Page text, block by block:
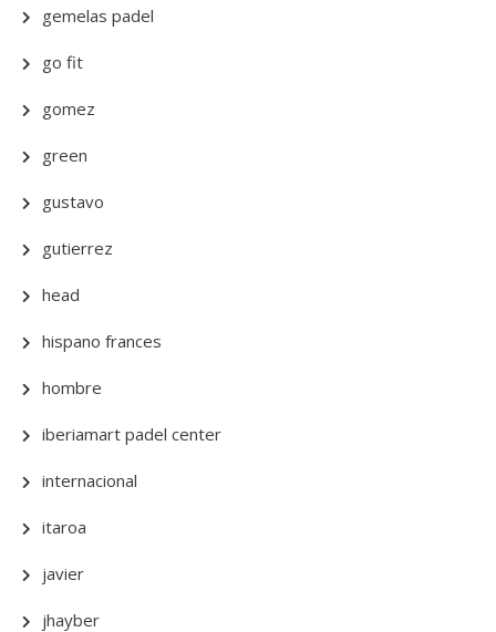
gemelas padel
go fit
gomez
green
gustavo
gutierrez
head
hispano frances
hombre
iberiamart padel center
internacional
itaroa
javier
jhayber